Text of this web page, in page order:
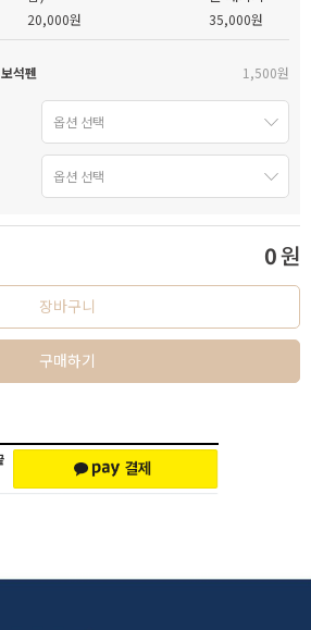
20,000원 35,000원
석펜 1,500원
0원
장바구니
구매하기